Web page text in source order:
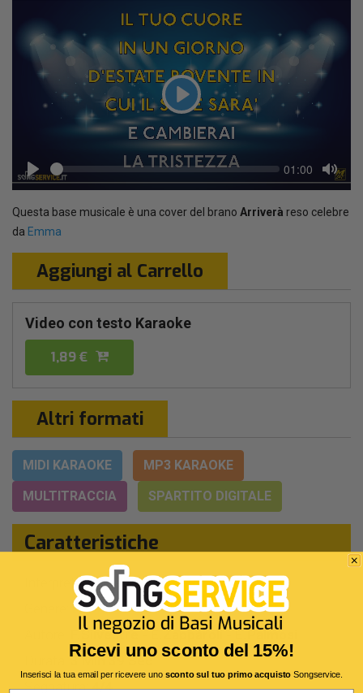
Play
Play
Seek Current
time
01:00
Mute
Questa base musicale è una cover del brano Arriverà reso celebre
da Emma
Aggiungi al Carrello
Video con testo Karaoke
1,89 €
Altri formati
MIDI KARAOKE
MP3 KARAOKE
MULTITRACCIA
SPARTITO DIGITALE
Caratteristiche
Interpreti Originali:Emma-Modà
Pop/rock Italiano
F.Silvestre - E.Zapparoli - E.Palmosi
3 Min 39 Sec
Segnatura:4/4
Ricevi uno sconto del 15%!
Inserisci la tua email per ricevere uno sconto sul tuo primo acquistoSongservice.